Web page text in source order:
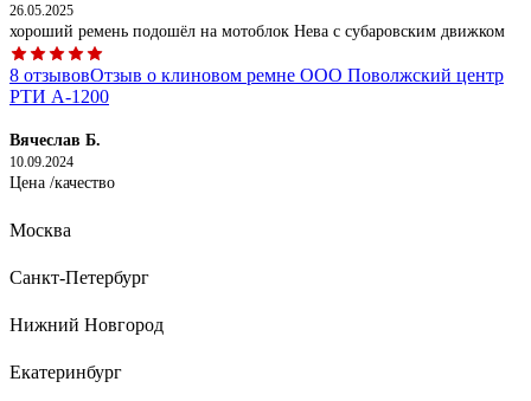
26.05.2025
хороший ремень подошёл на мотоблок Нева с субаровским движком
8 отзывовОтзыв о клиновом ремне ООО Поволжский центр
РТИ А-1200
Вячеслав Б.
10.09.2024
Цена /качество
18 отзывов
Александр К.
Москва
Санкт-Петербург
Нижний Новгород
Екатеринбург